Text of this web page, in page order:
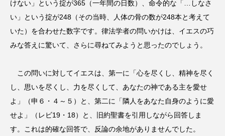
けない」という掟が365（一年間の日数）、命令的な「…しなさ
い」という掟が248（その当時、人体の骨の数が248本と考えて
いた）を合わせた数字です。律法学者の問いかけは、イエスの巧
みな答えに驚いて、さらに尋ねてみようと思ったのでしょう。
この問いに対してイエスは、第一に「心を尽くし、精神を尽く
し、思いを尽くし、力を尽くして、あなたの神である主を愛せ
よ」（申６・４～５）と、第二に「隣人をあなた自身のように愛
せよ」（レビ19・18）と、旧約聖書を引用しながら回答しま
す。これは的確な回答で、反論の余地がありませんでした。